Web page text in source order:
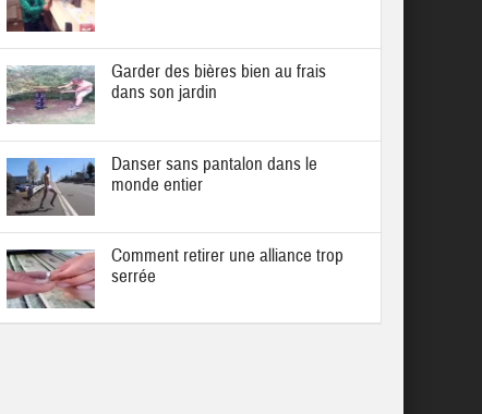
Garder des bières bien au frais
dans son jardin
Danser sans pantalon dans le
monde entier
Comment retirer une alliance trop
serrée